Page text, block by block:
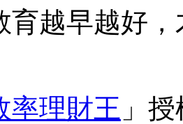
育越早越好
率理財王 」